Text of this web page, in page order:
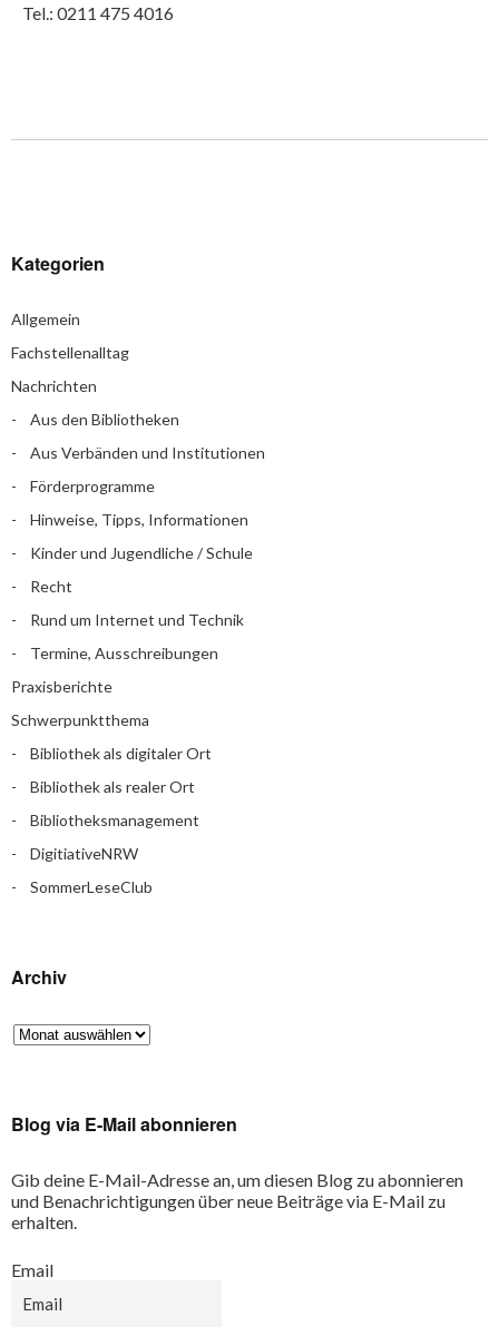
Tel.: 0211 475 4016
Kategorien
Allgemein
Fachstellenalltag
Nachrichten
Aus den Bibliotheken
Aus Verbänden und Institutionen
Förderprogramme
Hinweise, Tipps, Informationen
Kinder und Jugendliche / Schule
Recht
Rund um Internet und Technik
Termine, Ausschreibungen
Praxisberichte
Schwerpunktthema
Bibliothek als digitaler Ort
Bibliothek als realer Ort
Bibliotheksmanagement
DigitiativeNRW
SommerLeseClub
Archiv
Blog via E-Mail abonnieren
Gib deine E-Mail-Adresse an, um diesen Blog zu abonnieren
und Benachrichtigungen über neue Beiträge via E-Mail zu
erhalten.
Email